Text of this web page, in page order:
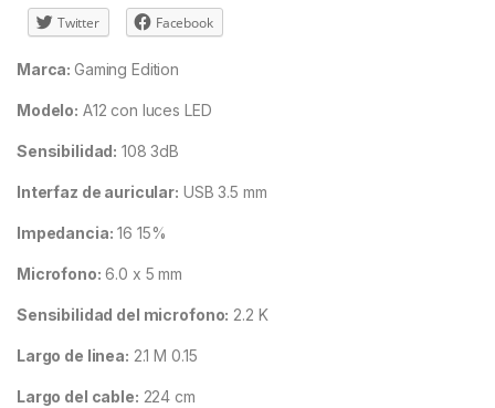
Twitter Facebook
Marca:Gaming Edition
Modelo: A12 con luces LED
Sensibilidad: 108 3dB
Interfaz de auricular: USB 3.5 mm
Impedancia: 16 15%
Microfono: 6.0 x 5 mm
Sensibilidad del microfono: 2.2 K
Largo de linea: 2.1 M 0.15
Largo del cable: 224 cm